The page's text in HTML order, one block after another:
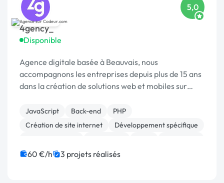
4gency_
Disponible
5,0
Agence digitale basée à Beauvais, nous
accompagnons les entreprises depuis plus de 15 ans
dans la création de solutions web et mobiles sur
JavaScript Back-end
PHP
Création de site internet
Développement spécifique
API
60 €/h 3 projets réalisés